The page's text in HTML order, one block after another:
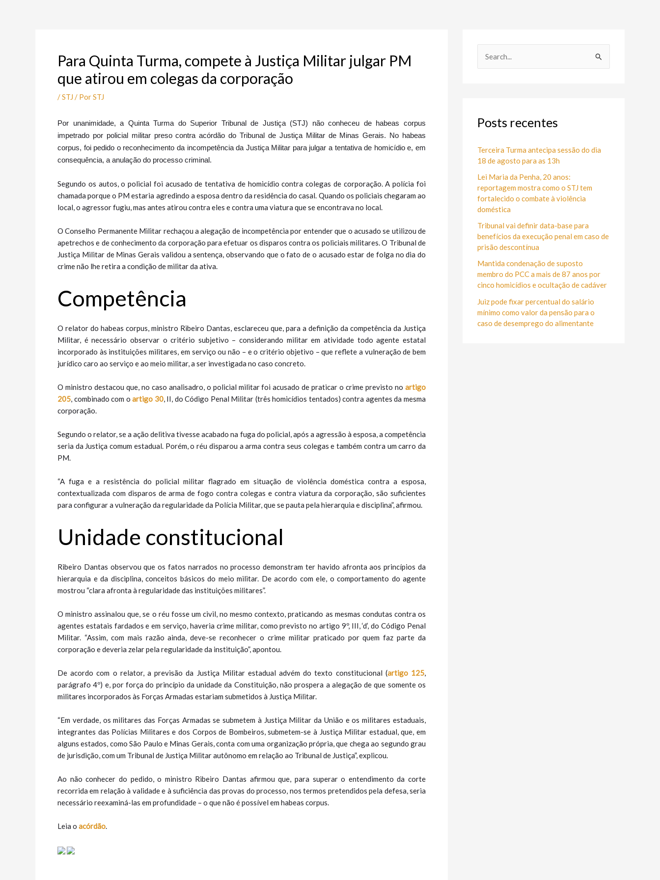
Para Quinta Turma, compete à Justiça Militar julgar PM
que atirou em colegas da corporação
/STJ / PorSTJ
Por unanimidade, a Quinta Turma do Superior Tribunal de Justiça (STJ) não conheceu de habeas corpus
impetrado por policial militar preso contra acórdão do Tribunal de Justiça Militar de Minas Gerais. No habeas
corpus, foi pedido o reconhecimento da incompetência da Justiça Militar para julgar a tentativa de homicídio e, em
consequência, a anulação do processo criminal.
Segundo os autos, o policial foi acusado de tentativa de homicídio contra colegas de corporação. A polícia foi
chamada porque o PM estaria agredindo a esposa dentro da residência do casal. Quando os policiais chegaram ao
local, o agressor fugiu, mas antes atirou contra eles e contra uma viatura que se encontrava no local.
O Conselho Permanente Militar rechaçou a alegação de incompetência por entender que o acusado se utilizou de
apetrechos e de conhecimento da corporação para efetuar os disparos contra os policiais militares. O Tribunal de
Justiça Militar de Minas Gerais validou a sentença, observando que o fato de o acusado estar de folga no dia do
crime não lhe retira a condição de militar da ativa.
Competência
O relator do habeas corpus, ministro Ribeiro Dantas, esclareceu que, para a definição da competência da Justiça
Militar, é necessário observar o critério subjetivo – considerando militar em atividade todo agente estatal
incorporado às instituições militares, em serviço ou não – e o critério objetivo – que reflete a vulneração de bem
jurídico caro ao serviço e ao meio militar, a ser investigada no caso concreto.
O ministro destacou que, no caso analisadro, o policial militar foi acusado de praticar o crime previsto no artigo
205, combinado com oartigo 30, II, do Código Penal Militar (três homicídios tentados) contra agentes da mesma
corporação.
Segundo o relator, se a ação delitiva tivesse acabado na fuga do policial, após a agressão à esposa, a competência
seria da Justiça comum estadual. Porém, o réu disparou a arma contra seus colegas e também contra um carro da
PM.
“A fuga e a resistência do policial militar flagrado em situação de violência doméstica contra a esposa,
contextualizada com disparos de arma de fogo contra colegas e contra viatura da corporação, são suficientes
para configurar a vulneração da regularidade da Polícia Militar, que se pauta pela hierarquia e disciplina”, afirmou.
Unidade constitucional
Ribeiro Dantas observou que os fatos narrados no processo demonstram ter havido afronta aos princípios da
hierarquia e da disciplina, conceitos básicos do meio militar. De acordo com ele, o comportamento do agente
mostrou “clara afronta à regularidade das instituições militares”.
O ministro assinalou que, se o réu fosse um civil, no mesmo contexto, praticando as mesmas condutas contra os
agentes estatais fardados e em serviço, haveria crime militar, como previsto no artigo 9º, III, ‘d’, do Código Penal
Militar. “Assim, com mais razão ainda, deve-se reconhecer o crime militar praticado por quem faz parte da
corporação e deveria zelar pela regularidade da instituição”, apontou.
De acordo com o relator, a previsão da Justiça Militar estadual advém do texto constitucional (artigo 125,
parágrafo 4º) e, por força do princípio da unidade da Constituição, não prospera a alegação de que somente os
militares incorporados às Forças Armadas estariam submetidos à Justiça Militar.
“Em verdade, os militares das Forças Armadas se submetem à Justiça Militar da União e os militares estaduais,
integrantes das Polícias Militares e dos Corpos de Bombeiros, submetem-se à Justiça Militar estadual, que, em
alguns estados, como São Paulo e Minas Gerais, conta com uma organização própria, que chega ao segundo grau
de jurisdição, com um Tribunal de Justiça Militar autônomo em relação ao Tribunal de Justiça”, explicou.
Ao não conhecer do pedido, o ministro Ribeiro Dantas afirmou que, para superar o entendimento da corte
recorrida em relação à validade e à suficiência das provas do processo, nos termos pretendidos pela defesa, seria
necessário reexaminá-las em profundidade – o que não é possível em habeas corpus.
Leia o acórdão.
u
s
a
r
p
o
r
:
Posts recentes
Terceira Turma antecipa sessão do dia
18 de agosto para as 13h
Lei Maria da Penha, 20 anos:
reportagem mostra como o STJ tem
fortalecido o combate à violência
doméstica
Tribunal vai definir data-base para
benefícios da execução penal em caso de
prisão descontínua
Mantida condenação de suposto
membro do PCC a mais de 87 anos por
cinco homicídios e ocultação de cadáver
Juiz pode fixar percentual do salário
mínimo como valor da pensão para o
caso de desemprego do alimentante